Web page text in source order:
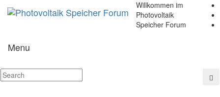
Willkommen im
Photovoltaik
Speicher Forum
Menu